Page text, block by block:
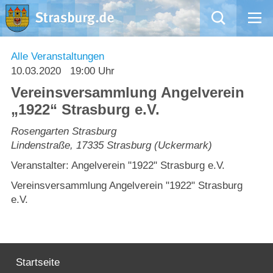
Mängelmeldung
Rathaus
Natur – Kultur – Tourismus
Wirtschaft
Willkommen in Strasburg (Uckermark)
Alle Veranstaltungen
10.03.2020
19:00 Uhr
Vereinsversammlung Angelverein
„1922“ Strasburg e.V.
Rosengarten Strasburg
Lindenstraße,17335 Strasburg (Uckermark)
Veranstalter: Angelverein "1922" Strasburg e.V.
Vereinsversammlung Angelverein "1922" Strasburg
e.V.
Startseite